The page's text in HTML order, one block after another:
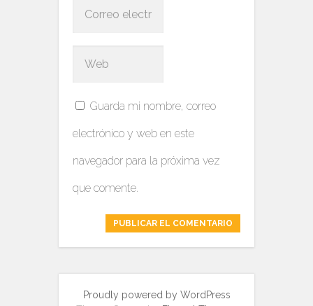
Guarda mi nombre, correo
electrónico y web en este
navegador para la próxima vez
que comente.
Proudly powered by WordPress